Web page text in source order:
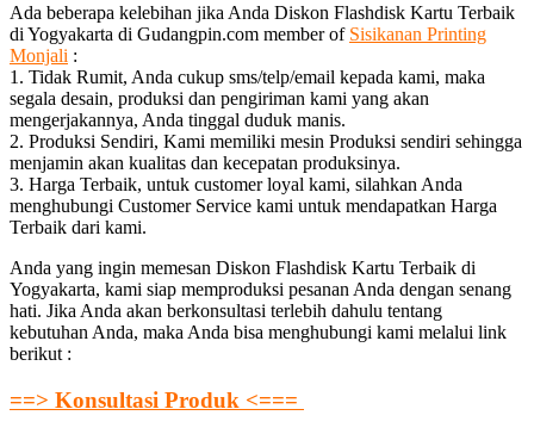
Ada beberapa kelebihan jika Anda Diskon Flashdisk Kartu Terbaik
di Yogyakarta di Gudangpin.com member of Sisikanan Printing
Monjali :
1. Tidak Rumit, Anda cukup sms/telp/email kepada kami, maka
segala desain, produksi dan pengiriman kami yang akan
mengerjakannya, Anda tinggal duduk manis.
2. Produksi Sendiri, Kami memiliki mesin Produksi sendiri sehingga
menjamin akan kualitas dan kecepatan produksinya.
3. Harga Terbaik, untuk customer loyal kami, silahkan Anda
menghubungi Customer Service kami untuk mendapatkan Harga
Terbaik dari kami.
Anda yang ingin memesan Diskon Flashdisk Kartu Terbaik di
Yogyakarta, kami siap memproduksi pesanan Anda dengan senang
hati. Jika Anda akan berkonsultasi terlebih dahulu tentang
kebutuhan Anda, maka Anda bisa menghubungi kami melalui link
berikut :
==> Konsultasi Produk <===